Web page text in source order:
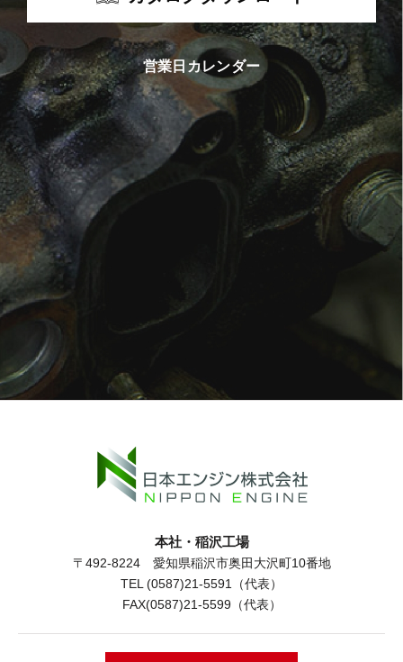
営業日カレンダー
本社・稲沢工場
〒492-8224 愛知県稲沢市奥田大沢町10番地
TEL (0587)21-5591（代表）
FAX(0587)21-5599（代表）